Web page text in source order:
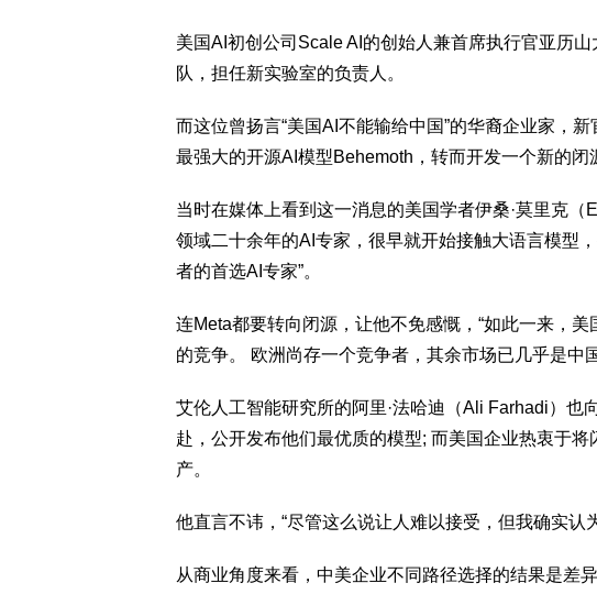
美国AI初创公司Scale AI的创始人兼首席执行官亚历
队，担任新实验室的负责人。
而这位曾扬言“美国AI不能输给中国”的华裔企业家，
最强大的开源AI模型Behemoth，转而开发一个新的闭
当时在媒体上看到这一消息的美国学者伊桑·莫里克
领域二十余年的AI专家，很早就开始接触大语言模型
者的首选AI专家”。
连Meta都要转向闭源，让他不免感慨，“如此一来，
的竞争。 欧洲尚存一个竞争者，其余市场已几乎是中
艾伦人工智能研究所的阿里·法哈迪（Ali Farhadi）也
赴，公开发布他们最优质的模型; 而美国企业热衷于
产。
他直言不讳，“尽管这么说让人难以接受，但我确实认
从商业角度来看，中美企业不同路径选择的结果是差